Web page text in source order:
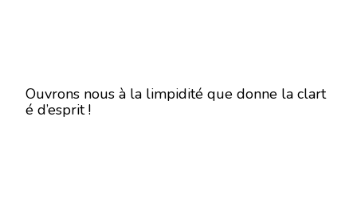
Ouvrons nous à la limpidité que donne la clart
é d’esprit !